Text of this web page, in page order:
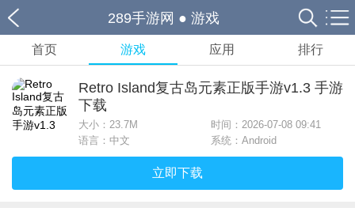
289手游网 ● 游戏
首页 游戏 应用 排行
Retro Island复古岛元素正版手游v1.3 手游
下载
大小： 23.7M
时间：2026-07-08 09:41
语言：中文
系统：Android
立即下载